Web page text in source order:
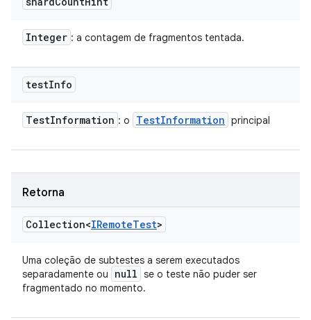
Integer : a contagem de fragmentos tentada.
testInfo
TestInformation : o TestInformation principal
Retorna
Collection<IRemoteTest>
Uma coleção de subtestes a serem executados
separadamente ou
null se o teste não puder ser
fragmentado no momento.